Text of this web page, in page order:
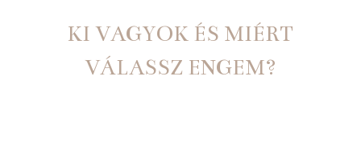
KI VAGYOK ÉS MIÉRT
VÁLASSZ ENGEM?